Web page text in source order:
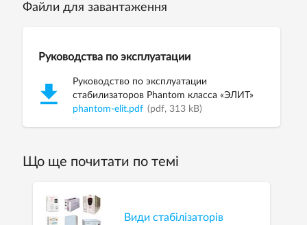
Файли для завантаження
Руководства по эксплуатации
Руководство по эксплуатации
стабилизаторов Phantom класса «ЭЛИТ»
phantom-elit.pdf (pdf, 313 kB)
Що ще почитати по темі
Види стабілізаторів